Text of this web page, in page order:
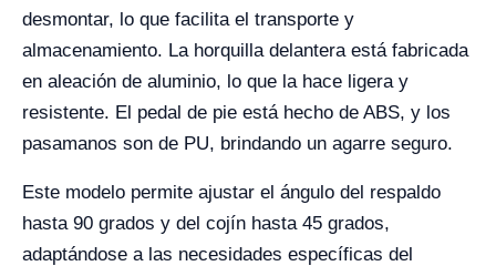
desmontar, lo que facilita el transporte y
almacenamiento. La horquilla delantera está fabricada
en aleación de aluminio, lo que la hace ligera y
resistente. El pedal de pie está hecho de ABS, y los
pasamanos son de PU, brindando un agarre seguro.
Este modelo permite ajustar el ángulo del respaldo
hasta 90 grados y del cojín hasta 45 grados,
adaptándose a las necesidades específicas del